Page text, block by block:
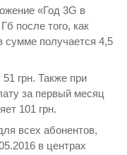
«Год 3G в
после того, как
сумме получается 4,5
грн. Также при
за первый месяц
101 грн.
всех абонентов,
в центрах